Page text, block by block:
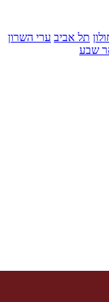
אביב ערי השרון